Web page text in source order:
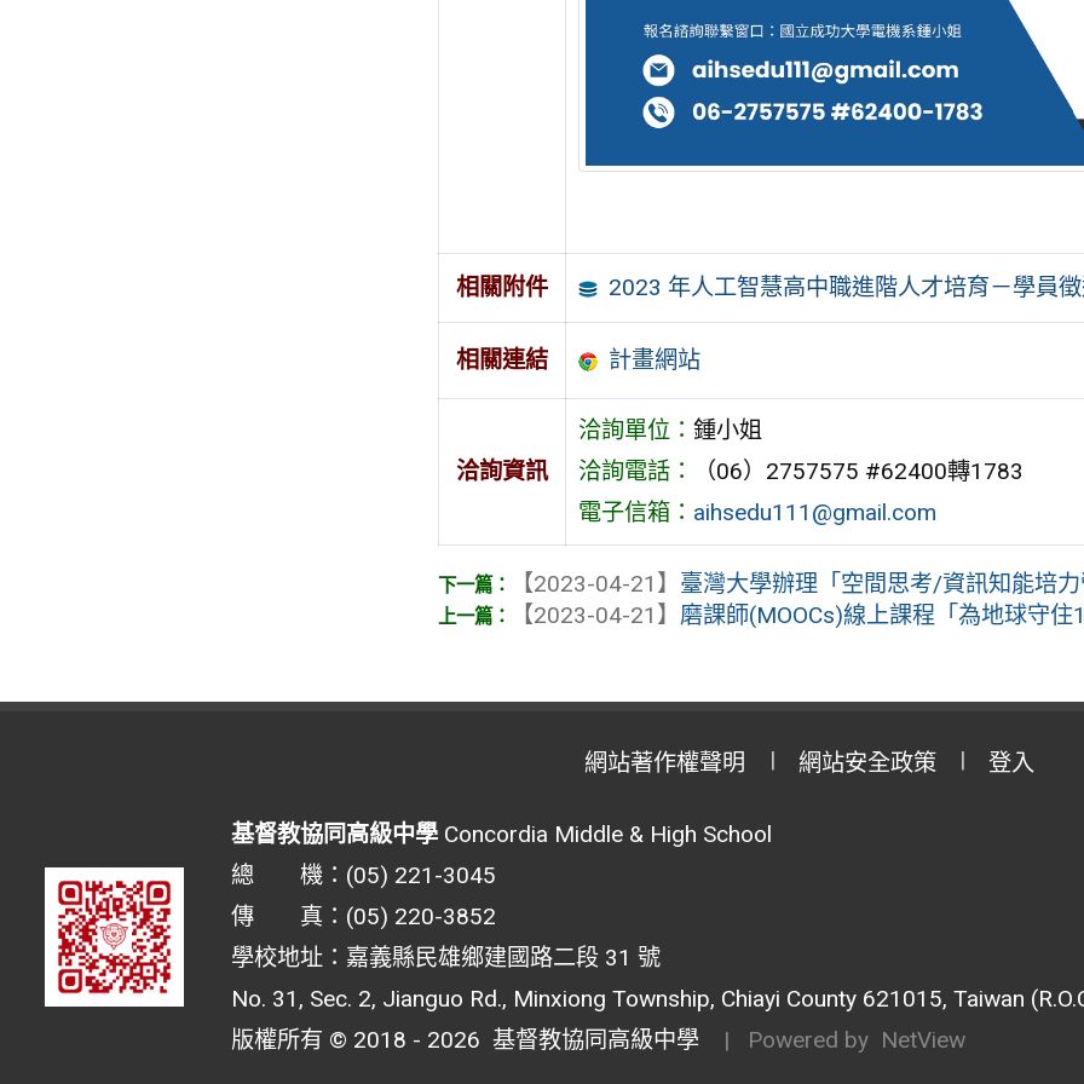
相關附件 2023 年人工智慧高中職進階人才培育－學員
相關連結 計畫網站
洽詢資訊
洽詢單位： 鍾小姐
洽詢電話：
（06）2757575 #62400轉1783
電子信箱： aihsedu111@gmail.com
【2023-04-21】 臺灣大學辦理「空間思考/資訊知能培
【2023-04-21】 磨課師(MOOCs)線上課程「為地球守住
網站著作權聲明 網站安全政策 登入
基督教協同高級中學Concordia Middle & High School
總 機：(05) 221-3045
傳 真：(05) 220-3852
學校地址：嘉義縣民雄鄉建國路二段 31 號
No. 31, Sec. 2, Jianguo Rd., Minxiong Township, Chiayi County 621015, Taiwan
版權所有 © 2018 - 2026 基督教協同高級中學 | Powered by NetView